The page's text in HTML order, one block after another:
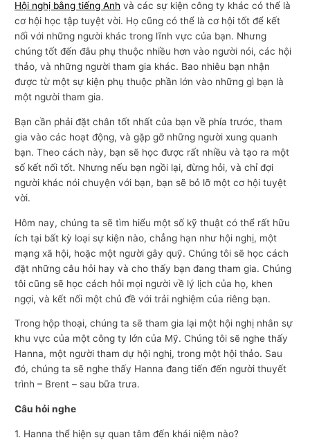
Hội nghị bằng tiếng Anh và các sự kiện công ty khác có thể là
cơ hội học tập tuyệt vời. Họ cũng có thể là cơ hội tốt để kết
nối với những người khác trong lĩnh vực của bạn. Nhưng
chúng tốt đến đâu phụ thuộc nhiều hơn vào người nói, các hội
thảo, và những người tham gia khác. Bao nhiêu bạn nhận
được từ một sự kiện phụ thuộc phần lớn vào những gì bạn là
một người tham gia.
Bạn cần phải đặt chân tốt nhất của bạn về phía trước, tham
gia vào các hoạt động, và gặp gỡ những người xung quanh
bạn. Theo cách này, bạn sẽ học được rất nhiều và tạo ra một
số kết nối tốt. Nhưng nếu bạn ngồi lại, đừng hỏi, và chỉ đợi
người khác nói chuyện với bạn, bạn sẽ bỏ lỡ một cơ hội tuyệt
vời.
Hôm nay, chúng ta sẽ tìm hiểu một số kỹ thuật có thể rất hữu
ích tại bất kỳ loại sự kiện nào, chẳng hạn như hội nghị, một
mạng xã hội, hoặc một người gây quỹ. Chúng tôi sẽ học cách
đặt những câu hỏi hay và cho thấy bạn đang tham gia. Chúng
tôi cũng sẽ học cách hỏi mọi người về lý lịch của họ, khen
ngợi, và kết nối một chủ đề với trải nghiệm của riêng bạn.
Trong hộp thoại, chúng ta sẽ tham gia lại một hội nghị nhân sự
khu vực của một công ty lớn của Mỹ. Chúng tôi sẽ nghe thấy
Hanna, một người tham dự hội nghị, trong một hội thảo. Sau
đó, chúng ta sẽ nghe thấy Hanna đang tiến đến người thuyết
trình – Brent – sau bữa trưa.
Câu hỏi nghe
1. Hanna thể hiện sự quan tâm đến khái niệm nào?